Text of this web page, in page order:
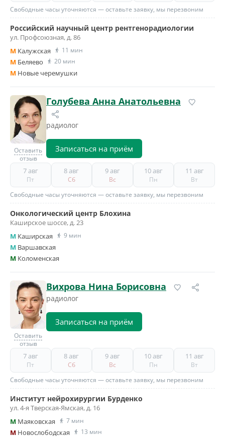
Свободные часы уточняются — оставьте заявку, мы перезвоним
Российский научный центр рентгенорадиологии
ул. Профсоюзная, д. 86
M Калужская 11 мин
M Беляево 20 мин
M Новые черемушки
Оставить
отзыв
Голубева Анна Анатольевна
радиолог
Записаться на приём
7 авг
Пт
8 авг
Сб
9 авг
Вс
10 авг
Пн
11 авг
Вт
Свободные часы уточняются — оставьте заявку, мы перезвоним
Онкологический центр Блохина
Каширское шоссе, д. 23
M Каширская 9 мин
M Варшавская
M Коломенская
Оставить
отзыв
Вихрова Нина Борисовна
радиолог
Записаться на приём
7 авг
Пт
8 авг
Сб
9 авг
Вс
10 авг
Пн
11 авг
Вт
Свободные часы уточняются — оставьте заявку, мы перезвоним
Институт нейрохирургии Бурденко
ул. 4-я Тверская-Ямская, д. 16
M Маяковская 7 мин
M Новослободская 13 мин